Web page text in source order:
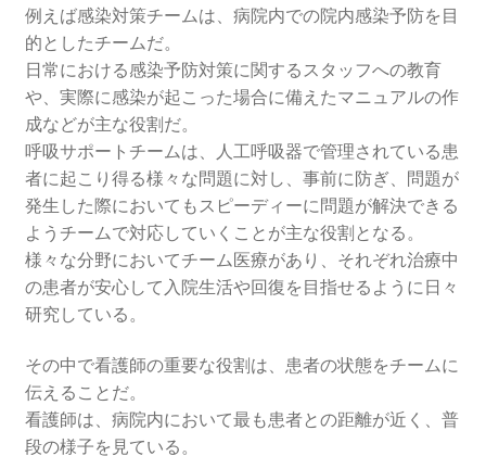
例えば感染対策チームは、病院内での院内感染予防を目
的としたチームだ。
日常における感染予防対策に関するスタッフへの教育
や、実際に感染が起こった場合に備えたマニュアルの作
成などが主な役割だ。
呼吸サポートチームは、人工呼吸器で管理されている患
者に起こり得る様々な問題に対し、事前に防ぎ、問題が
発生した際においてもスピーディーに問題が解決できる
ようチームで対応していくことが主な役割となる。
様々な分野においてチーム医療があり、それぞれ治療中
の患者が安心して入院生活や回復を目指せるように日々
研究している。
その中で看護師の重要な役割は、患者の状態をチームに
伝えることだ。
看護師は、病院内において最も患者との距離が近く、普
段の様子を見ている。